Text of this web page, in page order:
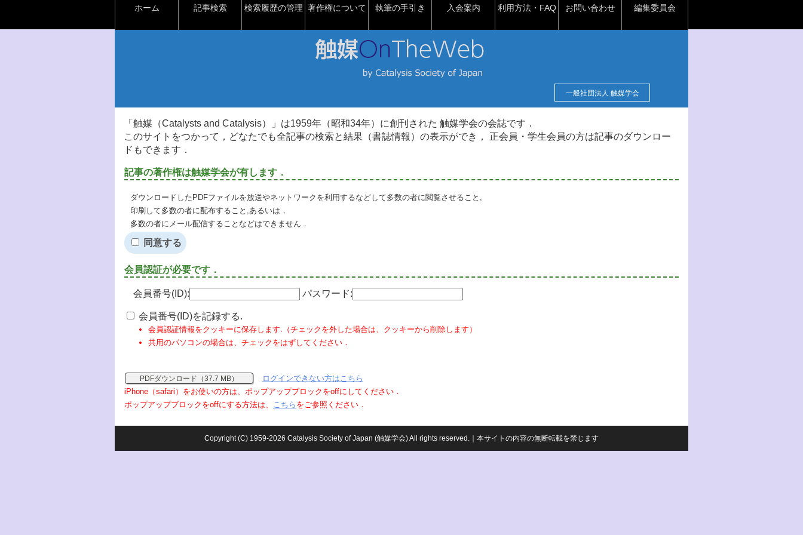
ホーム 記事検索 検索履歴の管理 著作権について 執筆の手引き 入会案内 利用方法・FAQ お問い合わせ 編集委員会
一般社団法人 触媒学会
「触媒（Catalysts and Catalysis）」は1959年（昭和34年）に創刊された 触媒学会の会誌です．
このサイトをつかって，どなたでも全記事の検索と結果（書誌情報）の表示ができ， 正会員・学生会員の方は記事のダウンロー
ドもできます．
記事の著作権は触媒学会が有します．
ダウンロードしたPDFファイルを放送やネットワークを利用するなどして多数の者に閲覧させること,
印刷して多数の者に配布すること,あるいは，
多数の者にメール配信することなどはできません．
同意する
会員認証が必要です．
会員番号(ID): パスワード:
会員番号(ID)を記録する.
会員認証情報をクッキーに保存します.（チェックを外した場合は、クッキーから削除します）
共用のパソコンの場合は、チェックをはずしてください．
PDFダウンロード（37.7 MB）
ログインできない方はこちら
iPhone（safari）をお使いの方は、ポップアップブロックをoffにしてください．
ポップアップブロックをoffにする方法は、 こちら をご参照ください．
Copyright (C) 1959-2026 Catalysis Society of Japan (触媒学会) All rights reserved.｜本サイトの内容の無断転載を禁じます